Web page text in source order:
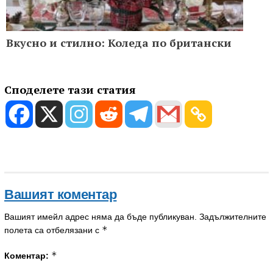
Вкусно и стилно: Коледа по британски
Споделете тази статия
Вашият коментар
Вашият имейл адрес няма да бъде публикуван. Задължителните
полета са отбелязани с *
Коментар: *